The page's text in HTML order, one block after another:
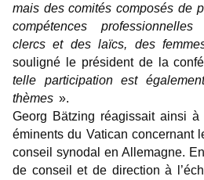
mais des comités composés de
compétences
clercs et des laïcs, des
souligné le président de la
telle participation est
thèmes ».
Georg Bätzing réagissait ainsi
éminents du Vatican concernant
conseil synodal en Allemagne.
de conseil et de direction à